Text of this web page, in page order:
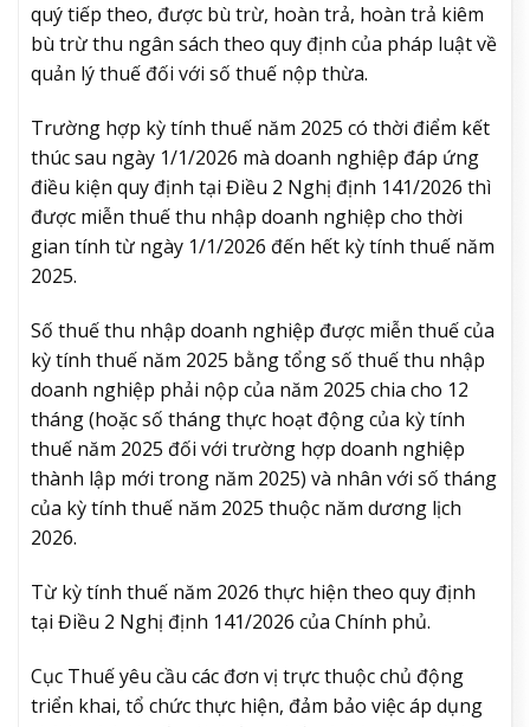
quý tiếp theo, được bù trừ, hoàn trả, hoàn trả kiêm
bù trừ thu ngân sách theo quy định của pháp luật về
quản lý thuế đối với số thuế nộp thừa.
Trường hợp kỳ tính thuế năm 2025 có thời điểm kết
thúc sau ngày 1/1/2026 mà doanh nghiệp đáp ứng
điều kiện quy định tại Điều 2 Nghị định 141/2026 thì
được miễn thuế thu nhập doanh nghiệp cho thời
gian tính từ ngày 1/1/2026 đến hết kỳ tính thuế năm
2025.
Số thuế thu nhập doanh nghiệp được miễn thuế của
kỳ tính thuế năm 2025 bằng tổng số thuế thu nhập
doanh nghiệp phải nộp của năm 2025 chia cho 12
tháng (hoặc số tháng thực hoạt động của kỳ tính
thuế năm 2025 đối với trường hợp doanh nghiệp
thành lập mới trong năm 2025) và nhân với số tháng
của kỳ tính thuế năm 2025 thuộc năm dương lịch
2026.
Từ kỳ tính thuế năm 2026 thực hiện theo quy định
tại Điều 2 Nghị định 141/2026 của Chính phủ.
Cục Thuế yêu cầu các đơn vị trực thuộc chủ động
triển khai, tổ chức thực hiện, đảm bảo việc áp dụng